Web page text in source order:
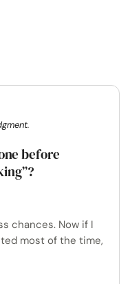
before
chances. Now if I
most of the time,